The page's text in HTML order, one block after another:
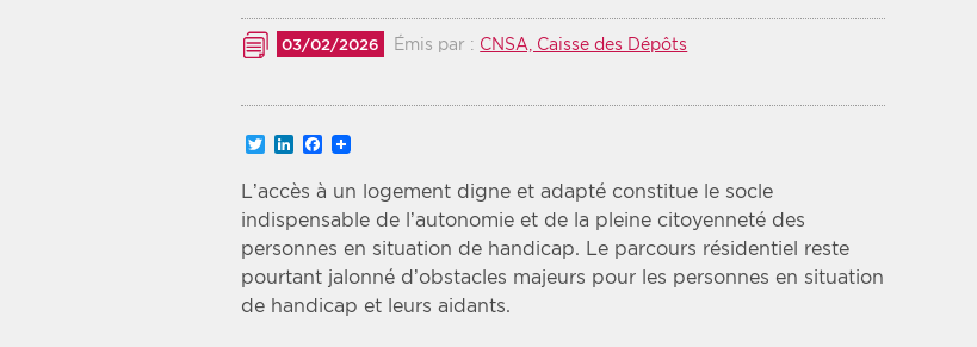
Communiqués des 10 derniers jours Communiqués
Zone géographique Période
Choisir une date de débutChoisir une date de fin
03/02/2026 Émis par : CNSA, Caisse des Dépôts
TwitterLinkedInFacebook
L’accès à un logement digne et adapté constitue le socle
indispensable de l’autonomie et de la pleine citoyenneté des
personnes en situation de handicap. Le parcours résidentiel reste
pourtant jalonné d’obstacles majeurs pour les personnes en situation
de handicap et leurs aidants.